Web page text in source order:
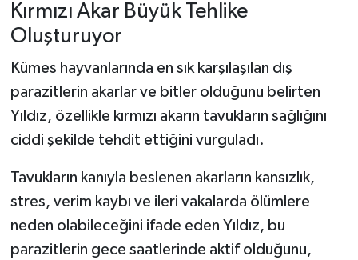
Kırmızı Akar Büyük Tehlike
Oluşturuyor
Kümes hayvanlarında en sık karşılaşılan dış
parazitlerin akarlar ve bitler olduğunu belirten
Yıldız, özellikle kırmızı akarın tavukların sağlığını
ciddi şekilde tehdit ettiğini vurguladı.
Tavukların kanıyla beslenen akarların kansızlık,
stres, verim kaybı ve ileri vakalarda ölümlere
neden olabileceğini ifade eden Yıldız, bu
parazitlerin gece saatlerinde aktif olduğunu,